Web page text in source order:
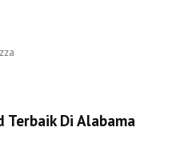
Di Alabama